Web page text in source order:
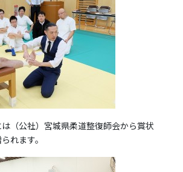
（公社）宮城県柔道整復師会から賞状
れます。